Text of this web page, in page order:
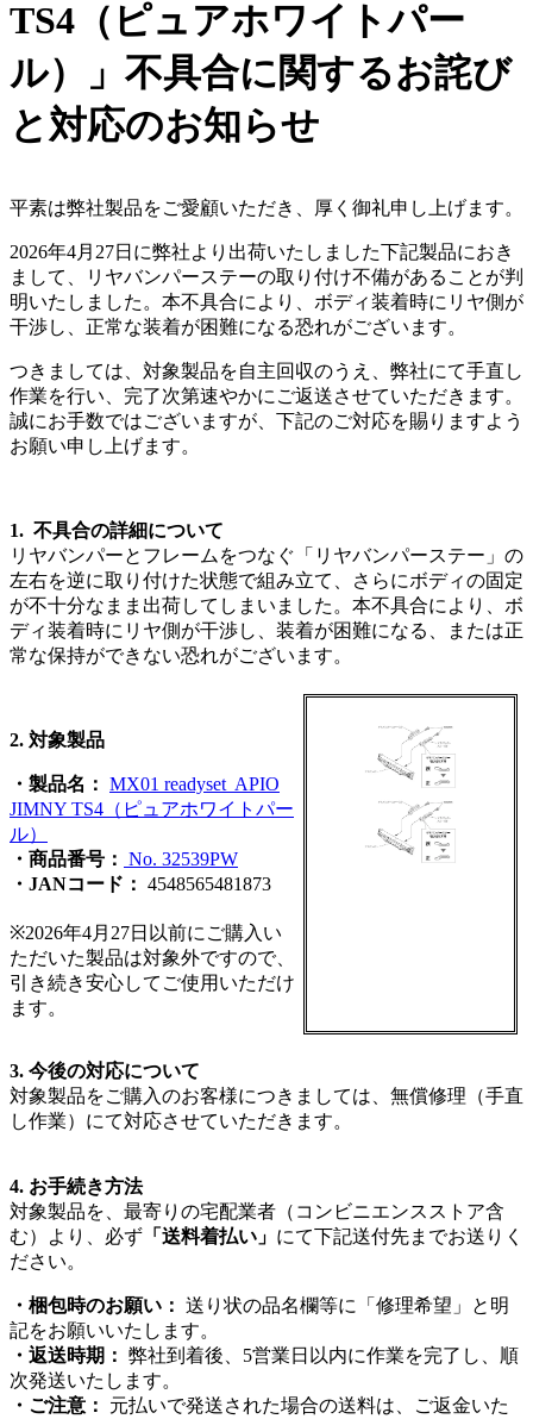
TS4（ピュアホワイトパー
ル）」不具合に関するお詫び
と対応のお知らせ
平素は弊社製品をご愛顧いただき、厚く御礼申し上げます。
2026年4月 27日に弊社より出荷いたしました下記製品におき
まして、リヤバンパーステーの取り付け不備があることが判
明いたしました。本不具合により、ボディ装着時にリヤ側が
干渉し、正常な装着が困難になる恐れがございます。
つきましては、対象製品を自主回収のうえ、弊社にて手直し
作業を行い、完了次第速やかにご返送させていただきます。
誠にお手数ではございますが、下記のご対応を賜りますよう
お願い申し上げます。
1. 不具合の詳細について
リヤバンパーとフレームをつなぐ「リヤバンパーステー」の
左右を逆に取り付けた状態で組み立て、さらにボディの固定
が不十分なまま出荷してしまいました。本不具合により、ボ
ディ装着時にリヤ側が干渉し、装着が困難になる、または正
常な保持ができない恐れがございます。
2. 対象製品
・製品名： MX01 readyset APIO
JIMNY TS4 （ピュアホワイトパー
ル）
・商品番号： No. 32539PW
・JANコード： 4548565481873
※2026年4月 27日以前にご購入い
ただいた製品は対象外ですので、
引き続き安心してご使用いただけ
ます。
3. 今後の対応について
対象製品をご購入のお客様につきましては、無償修理（手直
し作業）にて対応させていただきます。
4. お手続き方法
対象製品を、最寄りの宅配業者（コンビニエンスストア含
む）より、必ず 「送料着払い」 にて下記送付先までお送りく
ださい。
・梱包時のお願い： 送り状の品名欄等に「修理希望」と明
記をお願いいたします。
・返送時期： 弊社到着後、 5営業日以内に作業を完了し、順
次発送いたします。
・ご注意：
元払いで発送された場合の送料は、ご返金いた